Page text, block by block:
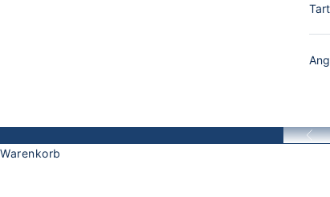
Warenkorb